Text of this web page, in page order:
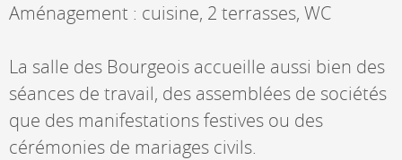
Aménagement : cuisine, 2 terrasses, WC
La salle des Bourgeois accueille aussi bien des
séances de travail, des assemblées de sociétés
que des manifestations festives ou des
cérémonies de mariages civils.